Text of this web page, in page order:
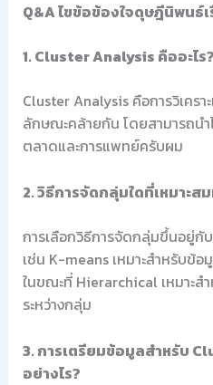
Q&A ไขข้อข้องใจดุษฎีนิพนธ์
1. Cluster Analysis คืออะไร?
Cluster Analysis คือการวิเค
ลักษณะคล้ายกัน โดยสามารถนำ
ตลาดและการแพทย์ครับผม
2. วิธีการจัดกลุ่มใดที่เหมาะส
การเลือกวิธีการจัดกลุ่มขึ้นอยู่
เช่น K-means เหมาะสำหรับข้
ในขณะที่ Hierarchical เหมาะสำ
ระหว่างกลุ่ม
3. การเตรียมข้อมูลสำหรับ
อย่างไร?